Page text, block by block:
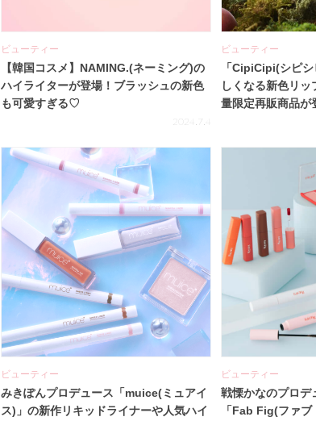
ビューティー
【韓国コスメ】NAMING.(ネーミング)の
ハイライターが登場！ブラッシュの新色
も可愛すぎる♡
2024.7.4
ビューティー
「CipiCipi(シピ
しくなる新色リ
量限定再販商品が
ビューティー
みきぽんプロデュース「muice(ミュアイ
ス)」の新作リキッドライナーや人気ハイ
ビューティー
戦慄かなのプロデ
「Fab Fig(ファ